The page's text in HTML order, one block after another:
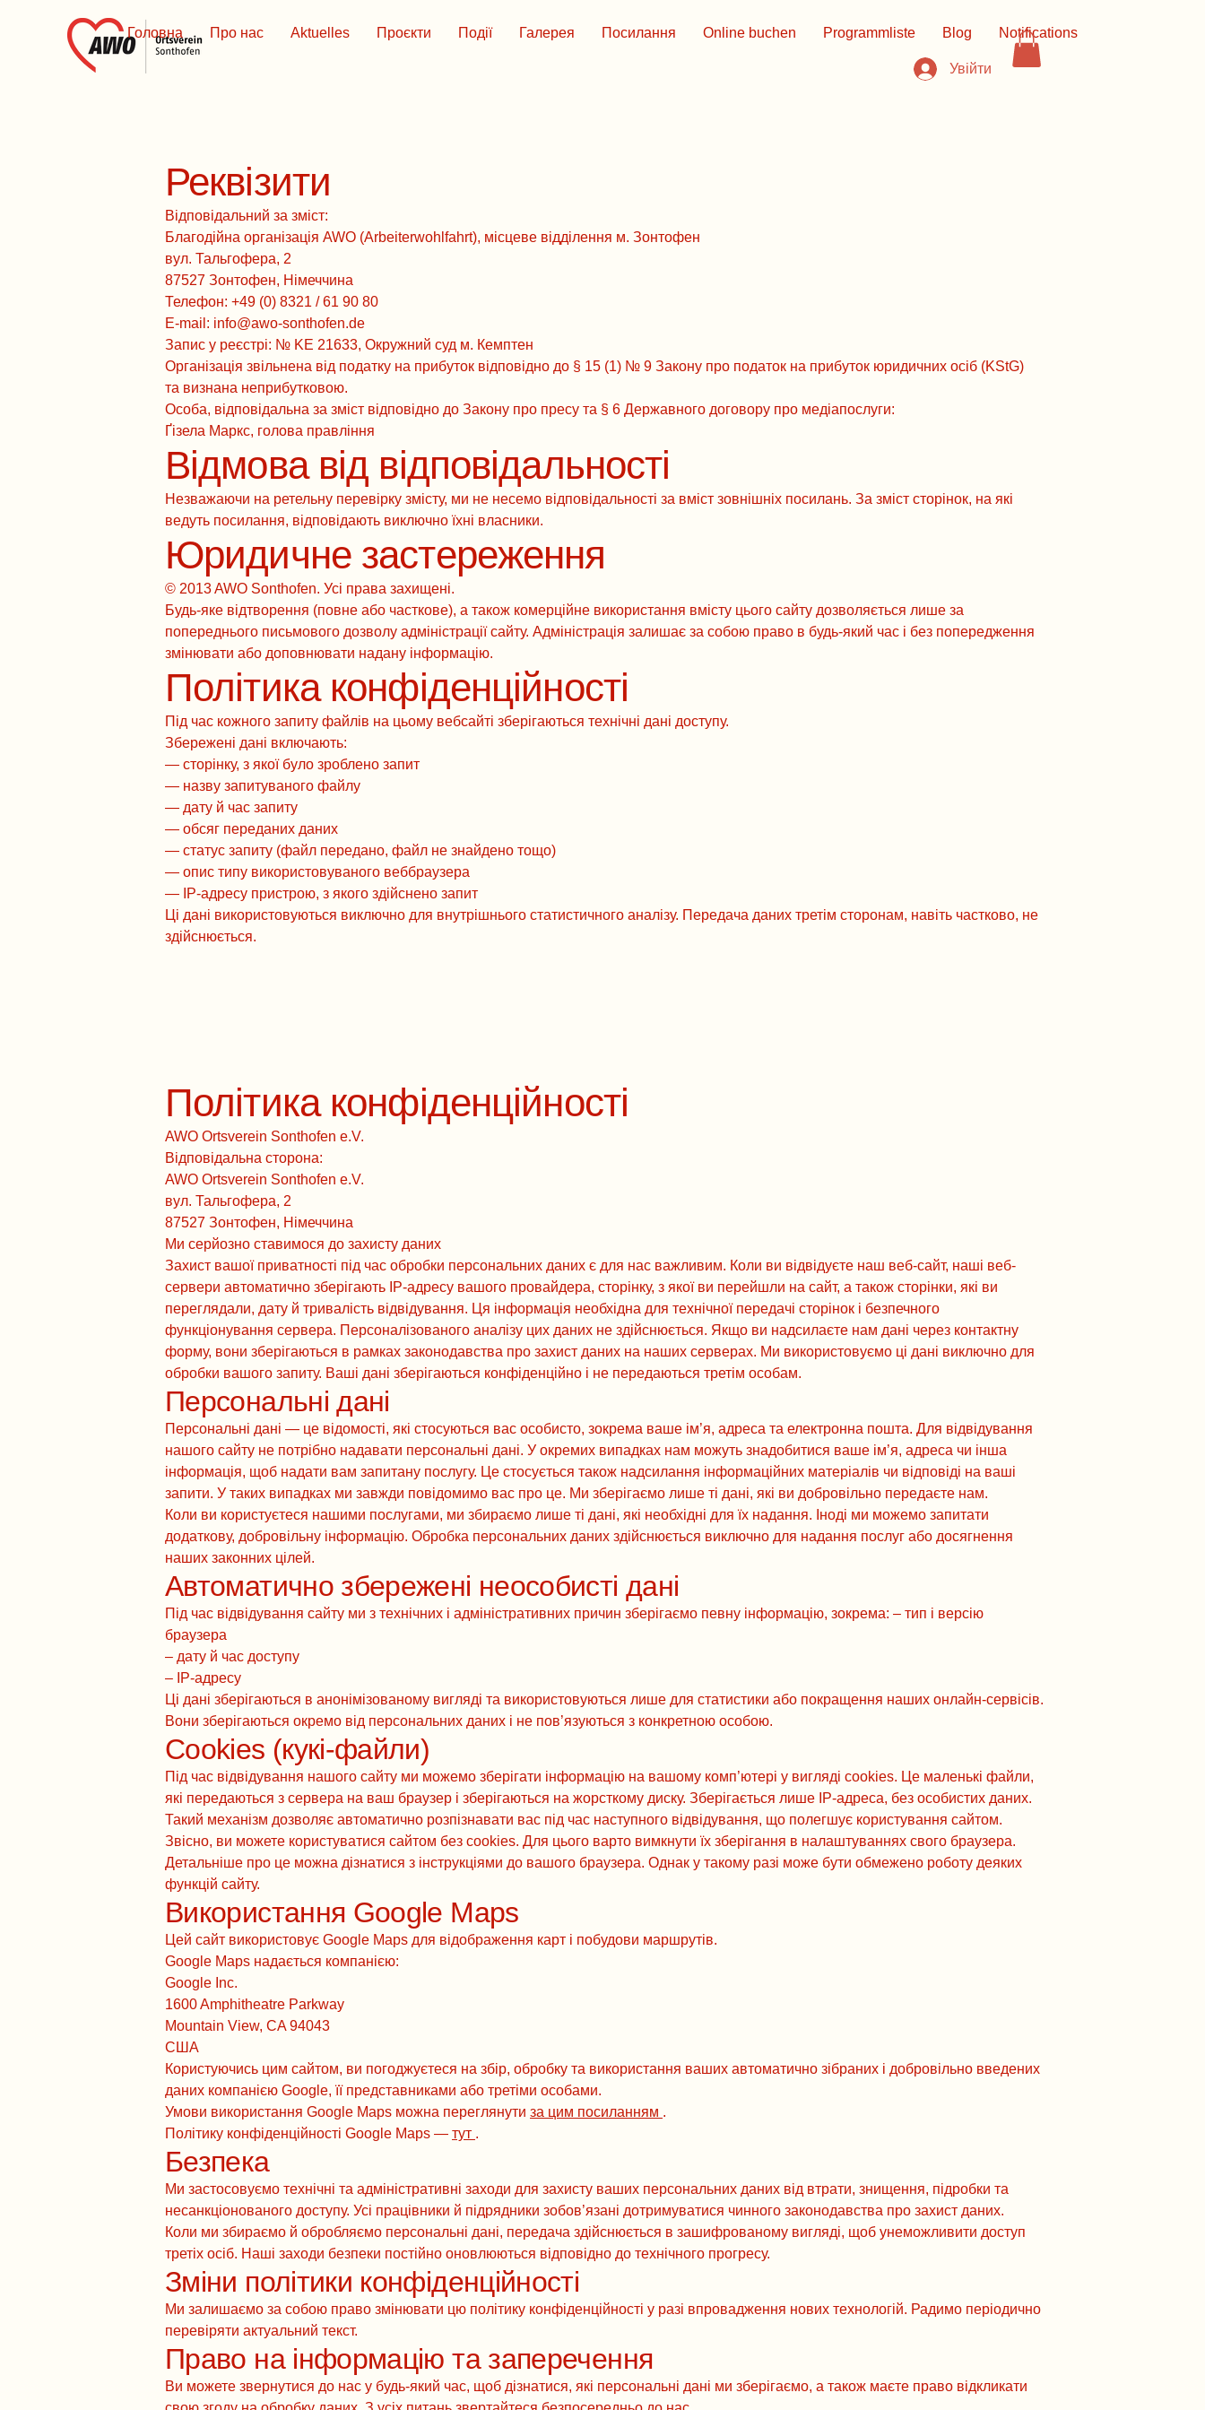
Головна Про нас Aktuelles Проєкти Події Галерея Посилання Online buchen Programmliste Blog Notifications
Увійти
Реквізити
Відповідальний за зміст:
Благодійна організація AWO (Arbeiterwohlfahrt), місцеве відділення м. Зонтофен
вул. Тальгофера, 2
87527 Зонтофен, Німеччина
Телефон: +49 (0) 8321 / 61 90 80
E-mail: info@awo-sonthofen.de
Запис у реєстрі: № KE 21633, Окружний суд м. Кемптен
Організація звільнена від податку на прибуток відповідно до § 15 (1) № 9 Закону про податок на прибуток юридичних осіб (KStG)
та визнана неприбутковою.
Особа, відповідальна за зміст відповідно до Закону про пресу та § 6 Державного договору про медіапослуги:
Ґізела Маркс, голова правління
Відмова від відповідальності
Незважаючи на ретельну перевірку змісту, ми не несемо відповідальності за вміст зовнішніх посилань. За зміст сторінок, на які
ведуть посилання, відповідають виключно їхні власники.
Юридичне застереження
© 2013 AWO Sonthofen. Усі права захищені.
Будь-яке відтворення (повне або часткове), а також комерційне використання вмісту цього сайту дозволяється лише за
попереднього письмового дозволу адміністрації сайту. Адміністрація залишає за собою право в будь-який час і без попередження
змінювати або доповнювати надану інформацію.
Політика конфіденційності
Під час кожного запиту файлів на цьому вебсайті зберігаються технічні дані доступу.
Збережені дані включають:
— сторінку, з якої було зроблено запит
— назву запитуваного файлу
— дату й час запиту
— обсяг переданих даних
— статус запиту (файл передано, файл не знайдено тощо)
— опис типу використовуваного веббраузера
— IP-адресу пристрою, з якого здійснено запит
Ці дані використовуються виключно для внутрішнього статистичного аналізу. Передача даних третім сторонам, навіть частково, не
здійснюється.
Політика конфіденційності
AWO Ortsverein Sonthofen e.V.
Відповідальна сторона:
AWO Ortsverein Sonthofen e.V.
вул. Тальгофера, 2
87527 Зонтофен, Німеччина
Ми серйозно ставимося до захисту даних
Захист вашої приватності під час обробки персональних даних є для нас важливим. Коли ви відвідуєте наш веб-сайт, наші веб-
сервери автоматично зберігають IP-адресу вашого провайдера, сторінку, з якої ви перейшли на сайт, а також сторінки, які ви
переглядали, дату й тривалість відвідування. Ця інформація необхідна для технічної передачі сторінок і безпечного
функціонування сервера. Персоналізованого аналізу цих даних не здійснюється. Якщо ви надсилаєте нам дані через контактну
форму, вони зберігаються в рамках законодавства про захист даних на наших серверах. Ми використовуємо ці дані виключно для
обробки вашого запиту. Ваші дані зберігаються конфіденційно і не передаються третім особам.
Персональні дані
Персональні дані — це відомості, які стосуються вас особисто, зокрема ваше ім’я, адреса та електронна пошта. Для відвідування
нашого сайту не потрібно надавати персональні дані. У окремих випадках нам можуть знадобитися ваше ім’я, адреса чи інша
інформація, щоб надати вам запитану послугу. Це стосується також надсилання інформаційних матеріалів чи відповіді на ваші
запити. У таких випадках ми завжди повідомимо вас про це. Ми зберігаємо лише ті дані, які ви добровільно передаєте нам.
Коли ви користуєтеся нашими послугами, ми збираємо лише ті дані, які необхідні для їх надання. Іноді ми можемо запитати
додаткову, добровільну інформацію. Обробка персональних даних здійснюється виключно для надання послуг або досягнення
наших законних цілей.
Автоматично збережені неособисті дані
Під час відвідування сайту ми з технічних і адміністративних причин зберігаємо певну інформацію, зокрема: – тип і версію
браузера
– дату й час доступу
– IP-адресу
Ці дані зберігаються в анонімізованому вигляді та використовуються лише для статистики або покращення наших онлайн-сервісів.
Вони зберігаються окремо від персональних даних і не пов’язуються з конкретною особою.
Cookies (кукі-файли)
Під час відвідування нашого сайту ми можемо зберігати інформацію на вашому комп’ютері у вигляді cookies. Це маленькі файли,
які передаються з сервера на ваш браузер і зберігаються на жорсткому диску. Зберігається лише IP-адреса, без особистих даних.
Такий механізм дозволяє автоматично розпізнавати вас під час наступного відвідування, що полегшує користування сайтом.
Звісно, ви можете користуватися сайтом без cookies. Для цього варто вимкнути їх зберігання в налаштуваннях свого браузера.
Детальніше про це можна дізнатися з інструкціями до вашого браузера. Однак у такому разі може бути обмежено роботу деяких
функцій сайту.
Використання Google Maps
Цей сайт використовує Google Maps для відображення карт і побудови маршрутів.
Google Maps надається компанією:
Google Inc.
1600 Amphitheatre Parkway
Mountain View, CA 94043
США
Користуючись цим сайтом, ви погоджуєтеся на збір, обробку та використання ваших автоматично зібраних і добровільно введених
даних компанією Google, її представниками або третіми особами.
Умови використання Google Maps можна переглянути за цим посиланням .
Політику конфіденційності Google Maps — тут .
Безпека
Ми застосовуємо технічні та адміністративні заходи для захисту ваших персональних даних від втрати, знищення, підробки та
несанкціонованого доступу. Усі працівники й підрядники зобов’язані дотримуватися чинного законодавства про захист даних.
Коли ми збираємо й обробляємо персональні дані, передача здійснюється в зашифрованому вигляді, щоб унеможливити доступ
третіх осіб. Наші заходи безпеки постійно оновлюються відповідно до технічного прогресу.
Зміни політики конфіденційності
Ми залишаємо за собою право змінювати цю політику конфіденційності у разі впровадження нових технологій. Радимо періодично
перевіряти актуальний текст.
Право на інформацію та заперечення
Ви можете звернутися до нас у будь-який час, щоб дізнатися, які персональні дані ми зберігаємо, а також маєте право відкликати